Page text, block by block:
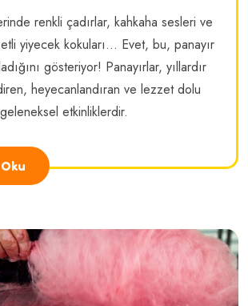
renkli çadırlar, kahkaha sesleri ve
yiyecek kokuları… Evet, bu, panayır
gösteriyor! Panayırlar, yıllardır
heyecanlandıran ve lezzet dolu
etkinliklerdir.
Oku